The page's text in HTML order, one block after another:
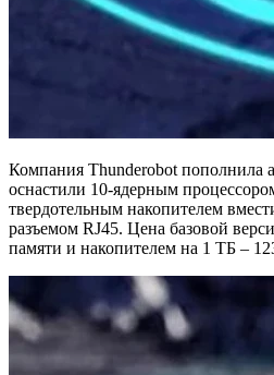
Компания Thunderobot пополнила
оснастили 10-ядерным
твердотельным накопителем
разъемом RJ45. Цена базовой
памяти и накопителем на 1 ТБ –